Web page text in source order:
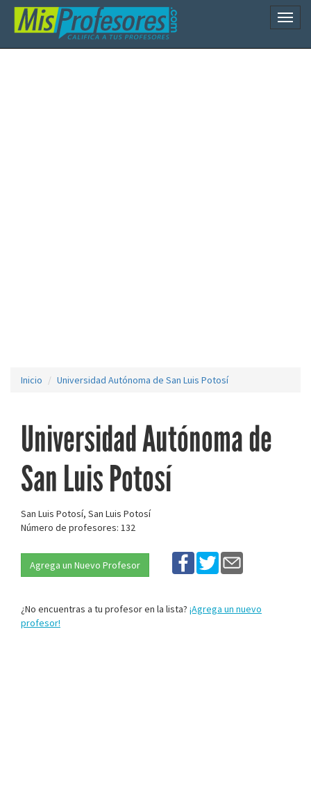
Inicio Universidad Autónoma de San Luis Potosí
Universidad Autónoma de
San Luis Potosí
San Luis Potosí, San Luis Potosí
Número de profesores: 132
Agrega un Nuevo Profesor
¿No encuentras a tu profesor en la lista? ¡Agrega un nuevo
profesor!